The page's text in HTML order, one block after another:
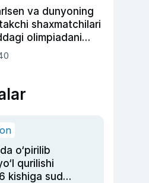
va dunyoning
shaxmatchilari
olimpiadani
o‘pirilib
qurilishi
kishiga sud